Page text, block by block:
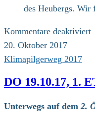
des Heubergs. Wir
Kommentare deaktiviert
20. Oktober 2017
Klimapilgerweg 2017
DO 19.10.17, 1.
Unterwegs auf dem2.